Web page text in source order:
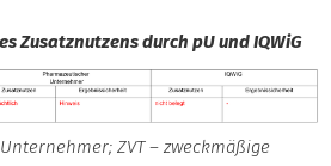
Zusatznutzens durch pU und IQWiG
ZVT – zweckmäßige